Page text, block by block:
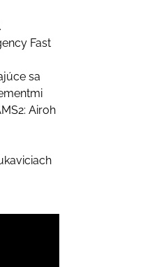
Fast
sa
Airoh